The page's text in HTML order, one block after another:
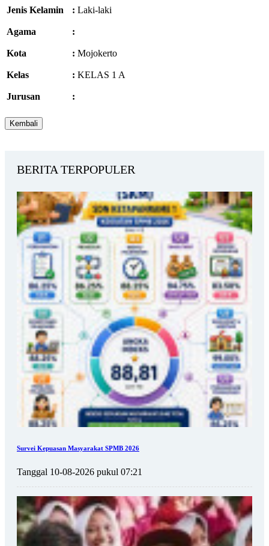
Jenis Kelamin : Laki-laki
Agama :
Kota : Mojokerto
Kelas : KELAS 1 A
Jurusan :
BERITA TERPOPULER
Survei Kepuasan Masyarakat SPMB 2026
Tanggal 10-08-2026 pukul 07:21